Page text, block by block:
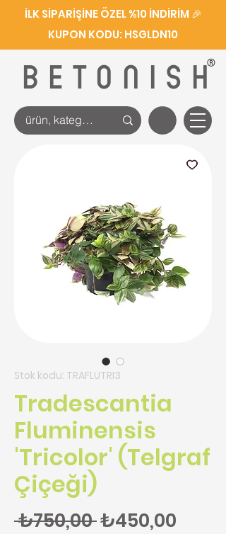
BETONISH
®
İLK SİPARİŞİNE ÖZEL %10 İNDİRİM 🎉
KUPON KODU: HSGLDN10
Stok kodu: TRAFLUTRI3
Tradescantia
Fluminensis
'Tricolor' (Telgraf
Çiçeği)
₺750,00 Normal Fiyat
₺450,00